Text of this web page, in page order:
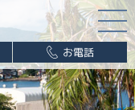
お電話